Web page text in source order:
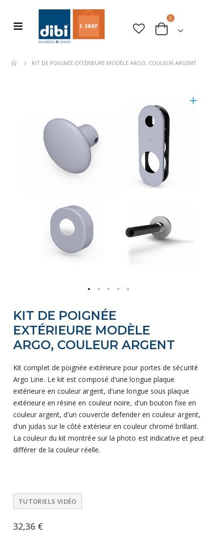
Basculer
navigation
Cart
0 articles
KIT DE POIGNÉE EXTÉRIEURE MODÈLE ARGO, COULEUR ARGENT
to
the
beginning
of
the
images
gallery
KIT DE POIGNÉE
EXTÉRIEURE MODÈLE
ARGO, COULEUR ARGENT
Kit complet de poignée extérieure pour portes de sécurité
Argo Line. Le kit est composé d'une longue plaque
extérieure en couleur argent, d'une longue sous plaque
extérieure en résine en couleur noire, d'un bouton fixe en
couleur argent, d'un couvercle defender en couleur argent,
d'un judas sur le côté extérieur en couleur chromé brillant.
La couleur du kit montrée sur la photo est indicative et peut
différer de la couleur réelle.
TUTORIELS VIDÉO
32,36 €